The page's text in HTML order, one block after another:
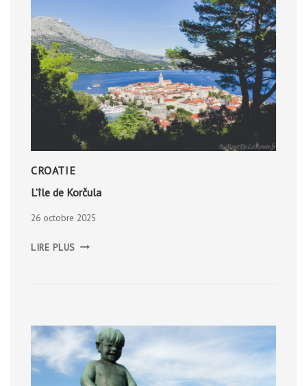
CROATIE
L’île de Korčula
26 octobre 2025
LIRE PLUS